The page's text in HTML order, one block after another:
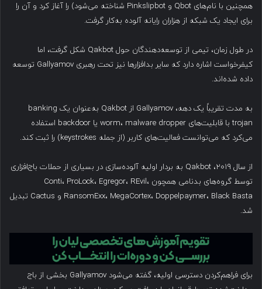
همچنین با نام‌های Qbot و Pinkslipbot شناخته می‌شود) را آغاز کرد و آن را
برای ایجاد یک شبکه از هزاران رایانه آلوده به‌کار گرفت.
در طول زمان، تیمی از توسعه‌دهندگان حول Qakbot شکل گرفت، اما
کیفرخواست اشاره دارد که سایر بدافزارها نیز تحت رهبری Gallyamov توسعه
داده شده‌اند.
به مدت تقریباً یک دهه، Gallyamov از Qakbot به‌عنوان یک banking
trojan با قابلیت‌های worm، malware dropper یا backdoor استفاده
می‌کرد که می‌توانست فعالیت‌های کاربر (از جمله keystrokes) را ثبت کند.
از سال ۲۰۱۹، Qakbot به بردار اولیه آلوده‌سازی در بسیاری از حملات باج‌افزاری
توسط گروه‌های بدنامی همچون Conti، ProLock، Egregor، REvil،
RansomExx، MegaCortex، Doppelpaymer، Black Basta و Cactus تبدیل
شد.
برای فراهم‌کردن دسترسی اولیه، گفته می‌شود Gallyamov بخشی از باج